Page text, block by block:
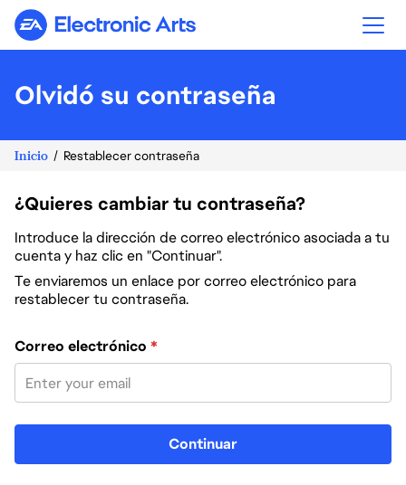
Electronic Arts
Olvidó su contraseña
Inicio Restablecer contraseña
¿Quieres cambiar tu contraseña?
Introduce la dirección de correo electrónico asociada a tu
cuenta y haz clic en "Continuar".
Te enviaremos un enlace por correo electrónico para
restablecer tu contraseña.
Restablece la contraseña con tu correo electrónico
Correo electrónico *
Continuar